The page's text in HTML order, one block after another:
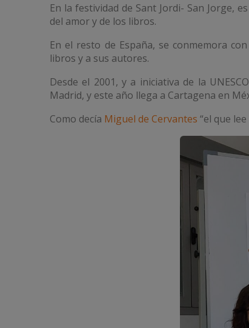
En la festividad de Sant Jordi- San Jorge,
del amor y de los libros.
En el resto de España, se conmemora
libros y a sus autores.
Desde el 2001, y a iniciativa de la
Madrid, y este año llega a Cartagena en
Como decía Miguel de Cervantes “el que